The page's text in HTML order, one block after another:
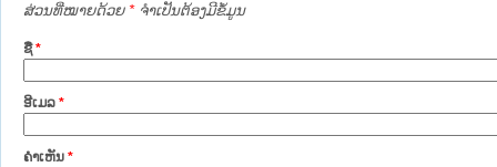
ສ່ວນທີ່ໝາຍດ້ວຍ *ຈໍາເປັນຕ້ອງມີຂໍ້ມູນ
ຊື່*
ອີເມລ *
ຄໍາເຫັນ *